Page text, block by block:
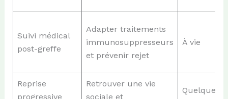
Suivi médical
post-greffe
Adapter traitements
immunosuppresseurs
et prévenir rejet
À vie
Reprise
progressive
Retrouver une vie
sociale et
Quelques